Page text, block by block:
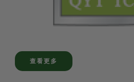
查看更多